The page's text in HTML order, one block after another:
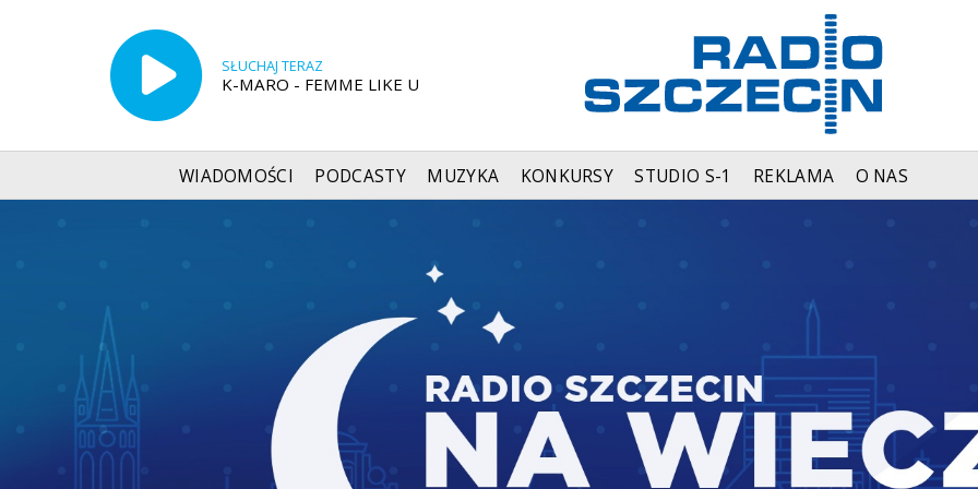
SŁUCHAJ TERAZ
K-MARO - FEMME LIKE U
WIADOMOŚCI PODCASTY MUZYKA KONKURSY STUDIO S-1 REKLAMA O NAS